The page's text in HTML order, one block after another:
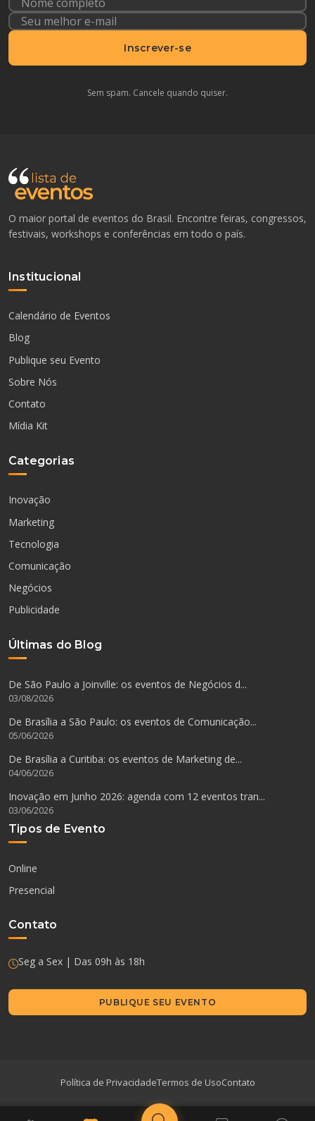
Inscrever-se
Sem spam. Cancele quando quiser.
O maior portal de eventos do Brasil. Encontre feiras, congressos,
festivais, workshops e conferências em todo o país.
Institucional
Calendário de Eventos
Blog
Publique seu Evento
Sobre Nós
Contato
Mídia Kit
Categorias
Inovação
Marketing
Tecnologia
Comunicação
Negócios
Publicidade
Últimas do Blog
De São Paulo a Joinville: os eventos de Negócios d...
03/08/2026
De Brasília a São Paulo: os eventos de Comunicação...
05/06/2026
De Brasília a Curitiba: os eventos de Marketing de...
04/06/2026
Inovação em Junho 2026: agenda com 12 eventos tran...
03/06/2026
Tipos de Evento
Online
Presencial
Contato
Seg a Sex | Das 09h às 18h
PUBLIQUE SEU EVENTO
Política de PrivacidadeTermos de UsoContato